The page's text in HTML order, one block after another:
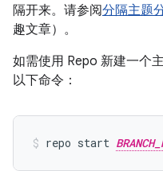
隔开来。请参阅分隔主题
趣文章）。
如需使用 Repo 新建一个
以下命令：
repo start